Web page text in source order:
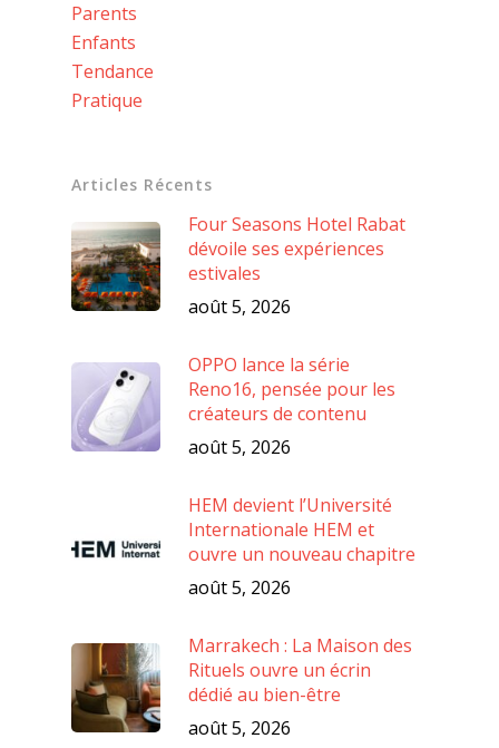
Parents
Enfants
Tendance
Pratique
Articles Récents
Four Seasons Hotel Rabat
dévoile ses expériences
estivales
août 5, 2026
OPPO lance la série
Reno16, pensée pour les
créateurs de contenu
août 5, 2026
HEM devient l’Université
Internationale HEM et
ouvre un nouveau chapitre
août 5, 2026
Marrakech : La Maison des
Rituels ouvre un écrin
dédié au bien-être
août 5, 2026